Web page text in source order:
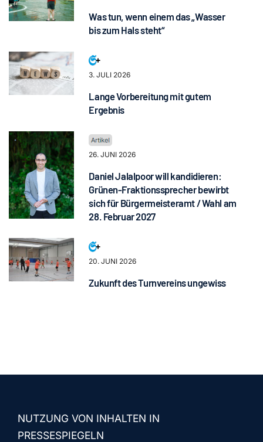
Was tun, wenn einem das „Wasser
bis zum Hals steht“
3. JULI 2026
Lange Vorbereitung mit gutem
Ergebnis
26. JUNI 2026
Daniel Jalalpoor will kandidieren:
Grünen-Fraktionssprecher bewirbt
sich für Bürgermeisteramt / Wahl am
28. Februar 2027
20. JUNI 2026
Zukunft des Turnvereins ungewiss
NUTZUNG VON INHALTEN IN
PRESSESPIEGELN